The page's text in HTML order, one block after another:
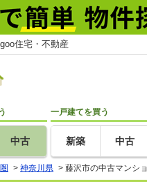
住宅・不動産
中古
一戸建てを買う
新築 中古
> 神奈川県 > 藤沢市の中古マンシ